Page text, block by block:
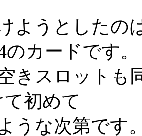
ようとしたの
のカードです。
きスロットも
初めて
うな次第です